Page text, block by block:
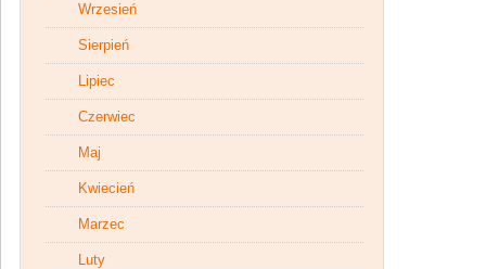
Wrzesień
Sierpień
Lipiec
Czerwiec
Maj
Kwiecień
Marzec
Luty